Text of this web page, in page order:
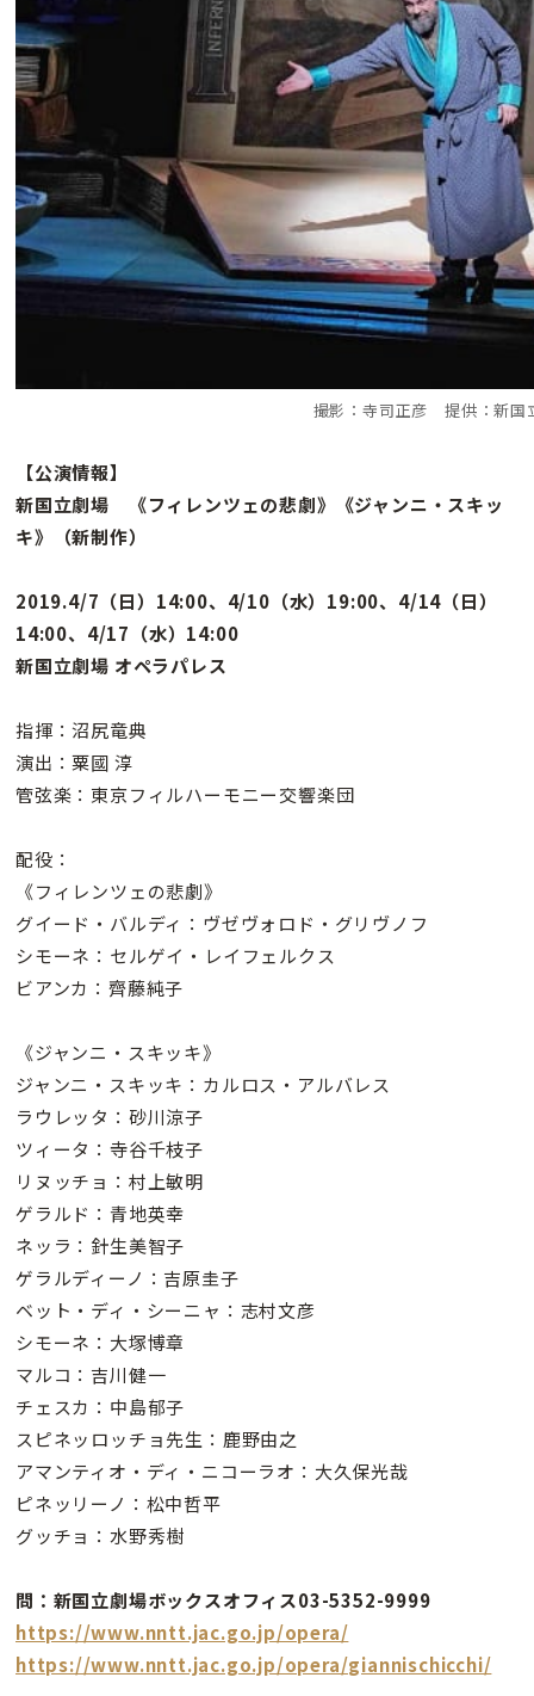
撮影：寺司正彦 提供：新国
【公演情報】
新国立劇場 《フィレンツェの悲劇》《ジャンニ・スキッ
キ》（新制作）
2019.4/7（日）14:00、4/10（水）19:00、4/14（日）
14:00、4/17（水）14:00
新国立劇場 オペラパレス
指揮：沼尻竜典
演出：粟國 淳
管弦楽：東京フィルハーモニー交響楽団
配役：
《フィレンツェの悲劇》
グイード・バルディ：ヴゼヴォロド・グリヴノフ
シモーネ：セルゲイ・レイフェルクス
ビアンカ：齊藤純子
《ジャンニ・スキッキ》
ジャンニ・スキッキ：カルロス・アルバレス
ラウレッタ：砂川涼子
ツィータ：寺谷千枝子
リヌッチョ：村上敏明
ゲラルド：青地英幸
ネッラ：針生美智子
ゲラルディーノ：吉原圭子
ベット・ディ・シーニャ：志村文彦
シモーネ：大塚博章
マルコ：吉川健一
チェスカ：中島郁子
スピネッロッチョ先生：鹿野由之
アマンティオ・ディ・ニコーラオ：大久保光哉
ピネッリーノ：松中哲平
グッチョ：水野秀樹
問：新国立劇場ボックスオフィス03-5352-9999
https://www.nntt.jac.go.jp/opera/
https://www.nntt.jac.go.jp/opera/giannischicchi/